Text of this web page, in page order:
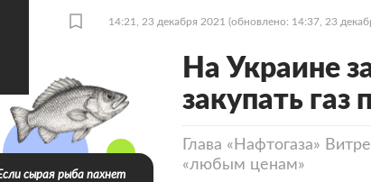
14:21, 23 декабря 2021 (обновлено: 14:37, 23
На Украине
закупать
Глава «Нафтогаза»
«любым ценам»
сырая рыба пахнет